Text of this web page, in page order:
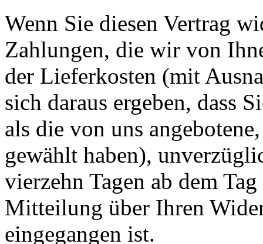
Wenn Sie diesen Vertrag
Zahlungen, die wir von
der Lieferkosten (mit
sich daraus ergeben, dass
als die von uns
gewählt haben),
vierzehn Tagen ab dem
Mitteilung über Ihren
eingegangen ist.